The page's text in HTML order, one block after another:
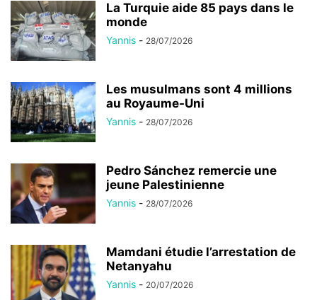
La Turquie aide 85 pays dans le
monde
Yannis - 28/07/2026
Les musulmans sont 4 millions
au Royaume-Uni
Yannis - 28/07/2026
Pedro Sánchez remercie une
jeune Palestinienne
Yannis - 28/07/2026
Mamdani étudie l’arrestation de
Netanyahu
Yannis - 20/07/2026